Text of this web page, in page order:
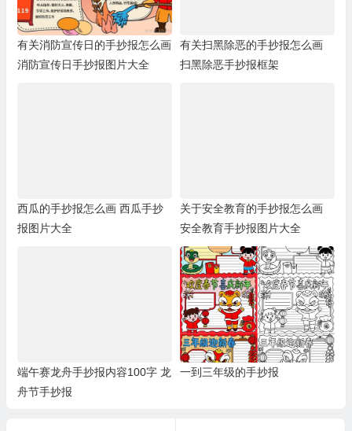
有关消防宣传日的手抄报怎么画
消防宣传日手抄报图片大全
有关扫黑除恶的手抄报怎么画
扫黑除恶手抄报框架
西瓜的手抄报怎么画 西瓜手抄
报图片大全
关于安全教育的手抄报怎么画
安全教育手抄报图片大全
端午赛龙舟手抄报内容100字 龙
舟节手抄报
一到三年级的手抄报